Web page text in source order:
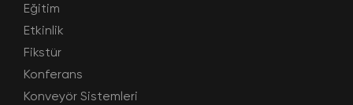
Eğitim
Etkinlik
Fikstür
Konferans
Konveyör Sistemleri